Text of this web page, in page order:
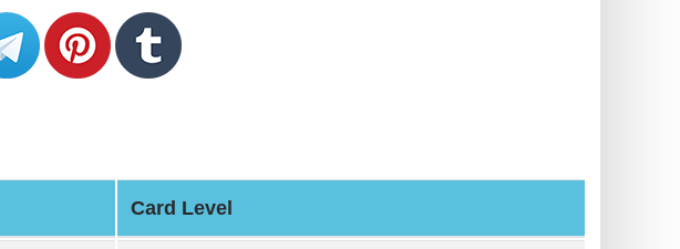
Card Level